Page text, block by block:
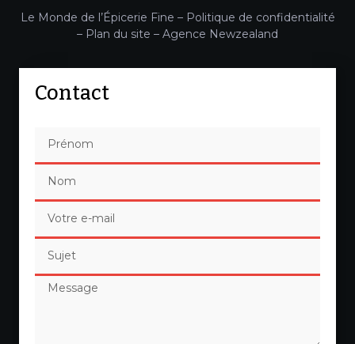
Le Monde de l’Épicerie Fine – Politique de confidentialité
– Plan du site – Agence Newzealand
Contact